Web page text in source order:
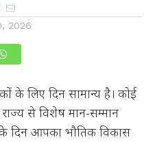
2026
के लिए दिन सामान्य है। कोई
से विशेष मान-सम्मान
दिन आपका भौतिक विकास